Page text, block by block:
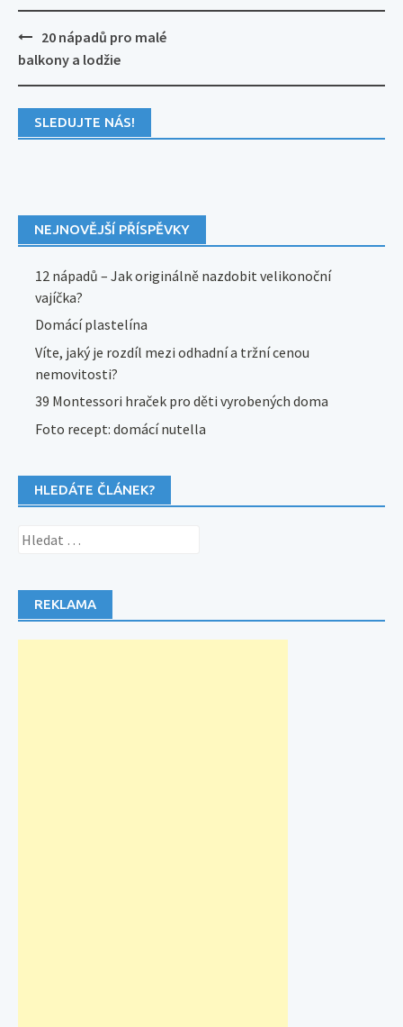
Post
navigation
20 nápadů pro malé
balkony a lodžie
SLEDUJTE NÁS!
NEJNOVĚJŠÍ PŘÍSPĚVKY
12 nápadů – Jak originálně nazdobit velikonoční
vajíčka?
Domácí plastelína
Víte, jaký je rozdíl mezi odhadní a tržní cenou
nemovitosti?
39 Montessori hraček pro děti vyrobených doma
Foto recept: domácí nutella
HLEDÁTE ČLÁNEK?
Vyhledávání
REKLAMA